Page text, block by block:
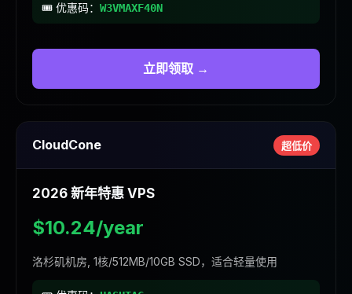
🎟️ 优惠码： W3VMAXF40N
立即领取 →
CloudCone 超低价
2026 新年特惠 VPS
$10.24/year
洛杉矶机房, 1核/512MB/10GB SSD，适合轻量使用